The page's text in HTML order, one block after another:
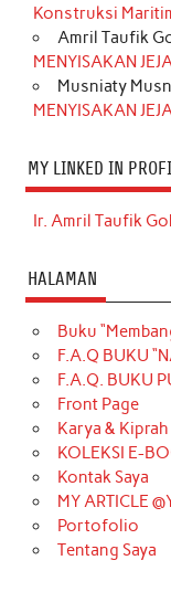
Konstruksi
Amril Taufik
MENYISAKAN
Musniaty
MENYISAKAN
MY LINKED IN
Ir. Amril Taufik
HALAMAN
Buku
F.A.Q BUKU
F.A.Q. BUKU
Front Page
Karya & Kiprah
KOLEKSI E-
Kontak Saya
MY ARTICLE
Portofolio
Tentang Saya